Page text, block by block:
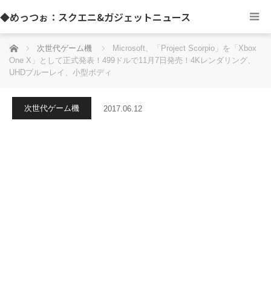
◆めっつぉ：スクエニ&ガジェットニュース
ホーム 次世代ゲーム機
Microsoft、「Project Scorpio」を「Xbox
One X」として正式発表！499ドルで11月7日発売！4Kレンダリング、
UHDブルーレイ、小型ボディ
次世代ゲーム機 2017.06.12